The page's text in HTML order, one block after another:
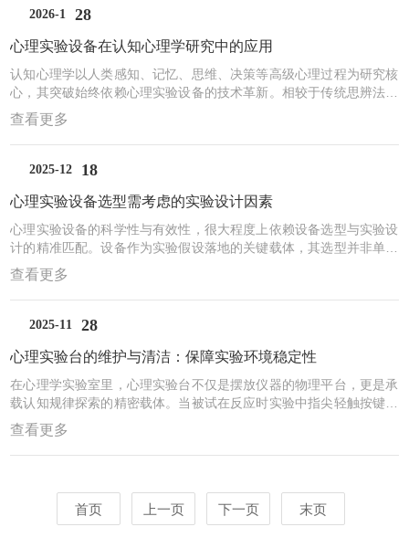
范操作是数据准确的先决条件。心理学仪器的设计往往基于特定的测
用反应时测试仪时，若未提前校准设备的时间精度或未统一被试...
2026-1 28
心理实验设备在认知心理学研究中的应用
认知心理学以人类感知、记忆、思维、决策等高级心理过程为研究核
心，其突破始终依赖心理实验设备的技术革新。相较于传统思辨法，
实验设备能将抽象的认知活动转化为可量化、可观测的客观数据，为
揭示认知机制提供了坚实的科学依据，成为认知心理学研究重要的核
心支撑。在感知与注意研究领域，实验设备实现了对认知初始阶段的
精准捕捉。眼动仪作为经典设备，可实时记录被试注视点轨迹、瞳孔
在阅读认知研究中，眼动仪能通过分析注视时长、回视次数，揭示
字...
查看更多
2025-12 18
心理实验设备选型需考虑的实验设计因素
心理实验设备的科学性与有效性，很大程度上依赖设备选型与实验设
计的精准匹配。设备作为实验假设落地的关键载体，其选型并非单纯
的技术参数比拼，而是要围绕实验设计的核心逻辑，兼顾自变量操
纵、因变量测量、控制变量排除等多重需求。以下从实验设计的核心
维度，解析设备选型的关键考量因素。自变量的性质与操纵精度是设
备选型的首要依据。心理实验的自变量涵盖刺激类型、任务难度、情
觉认知实验，需操纵刺激的亮度、对比度、呈现时长等参数，此时需
选...
查看更多
2025-11 28
心理实验台的维护与清洁：保障实验环境稳定性
在心理学实验室里，心理实验台不仅是摆放仪器的物理平台，更是承
载认知规律探索的精密载体。当被试在反应时实验中指尖轻触按键，
当眼动仪记录下视觉搜索的轨迹，任何细微的环境波动都可能让数据
偏离真实。维护与清洁不是简单的后勤工作，而是保障实验环境稳定
性的核心防线，直接决定着研究结论的科学性与可重复性。一、日常
境。每日实验前需检查实验台的平整度与水平状态，0.1毫米的高度
差就可能导致眼动仪校准偏差；每周用扭矩扳手紧固设备固定螺
查看更多
首页 上一页 下一页 末页